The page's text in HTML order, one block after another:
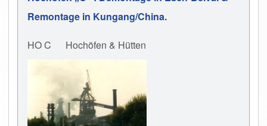
Remontage in Kungang/China.
HO C Hochöfen & Hütten